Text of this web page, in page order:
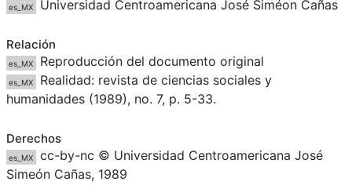
es_MX Universidad Centroamericana José Siméon Cañas
Relación
es_MX Reproducción del documento original
es_MX
Realidad: revista de ciencias sociales y
humanidades (1989), no. 7, p. 5-33.
Derechos
es_MX
cc-by-nc © Universidad Centroamericana José
Simeón Cañas, 1989